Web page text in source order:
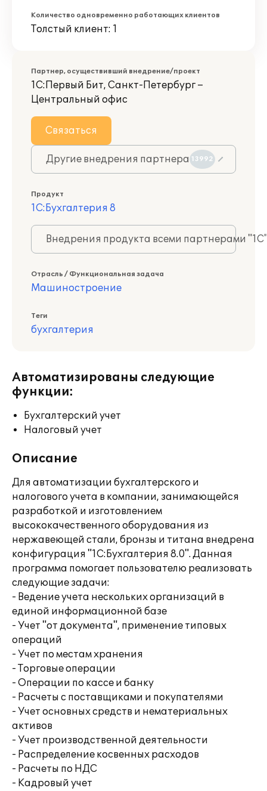
Количество одновременно работающих клиентов
Толстый клиент: 1
Партнер, осуществивший внедрение/проект
1С:Первый Бит, Санкт-Петербург –
Центральный офис
Связаться
Другие внедрения партнера 13992
Продукт
1С:Бухгалтерия 8
Внедрения продукта всеми партнерами
Отрасль / Функциональная задача
Машиностроение
Теги
бухгалтерия
Автоматизированы следующие
функции:
Бухгалтерский учет
Налоговый учет
Описание
Для автоматизации бухгалтерского и
налогового учета в компании, занимающейся
разработкой и изготовлением
высококачественного оборудования из
нержавеющей стали, бронзы и титана внедрена
конфигурация "1С:Бухгалтерия 8.0". Данная
программа помогает пользователю реализовать
следующие задачи:
- Ведение учета нескольких организаций в
единой информационной базе
- Учет "от документа", применение типовых
операций
- Учет по местам хранения
- Торговые операции
- Операции по кассе и банку
- Расчеты с поставщиками и покупателями
- Учет основных средств и нематериальных
активов
- Учет производственной деятельности
- Распределение косвенных расходов
- Расчеты по НДС
- Кадровый учет